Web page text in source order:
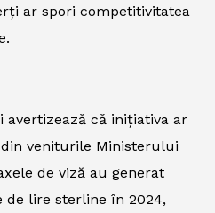
ar spori competitivitatea
avertizează că inițiativa ar
veniturile Ministerului
de viză au generat
de lire sterline în 2024,